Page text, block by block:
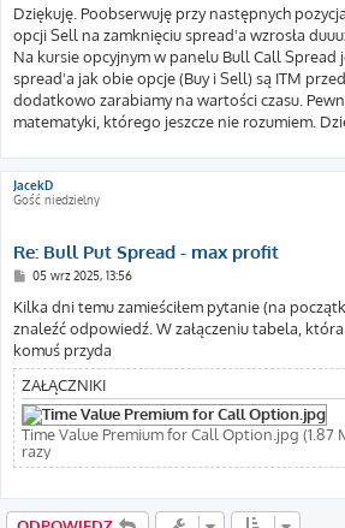
s
t
Dziękuję. Poobserwuję przy następnych
opcji Sell na zamknięciu spread'a wzrosła
Na kursie opcyjnym w panelu Bull Call Spread
spread'a jak obie opcje (Buy i Sell) są ITM
dodatkowo zarabiamy na wartości czasu.
matematyki, którego jeszcze nie rozumiem.
JacekD
Gość niedzielny
Re: Bull Put Spread - max profit
P
s
05 wrz 2025, 13:56
Kilka dni temu zamieściłem pytanie (na
znaleźć odpowiedź. W załączeniu tabela,
komuś przyda
ZAŁĄCZNIKI
Time Value Premium for Call Option.jpg (1.87
razy